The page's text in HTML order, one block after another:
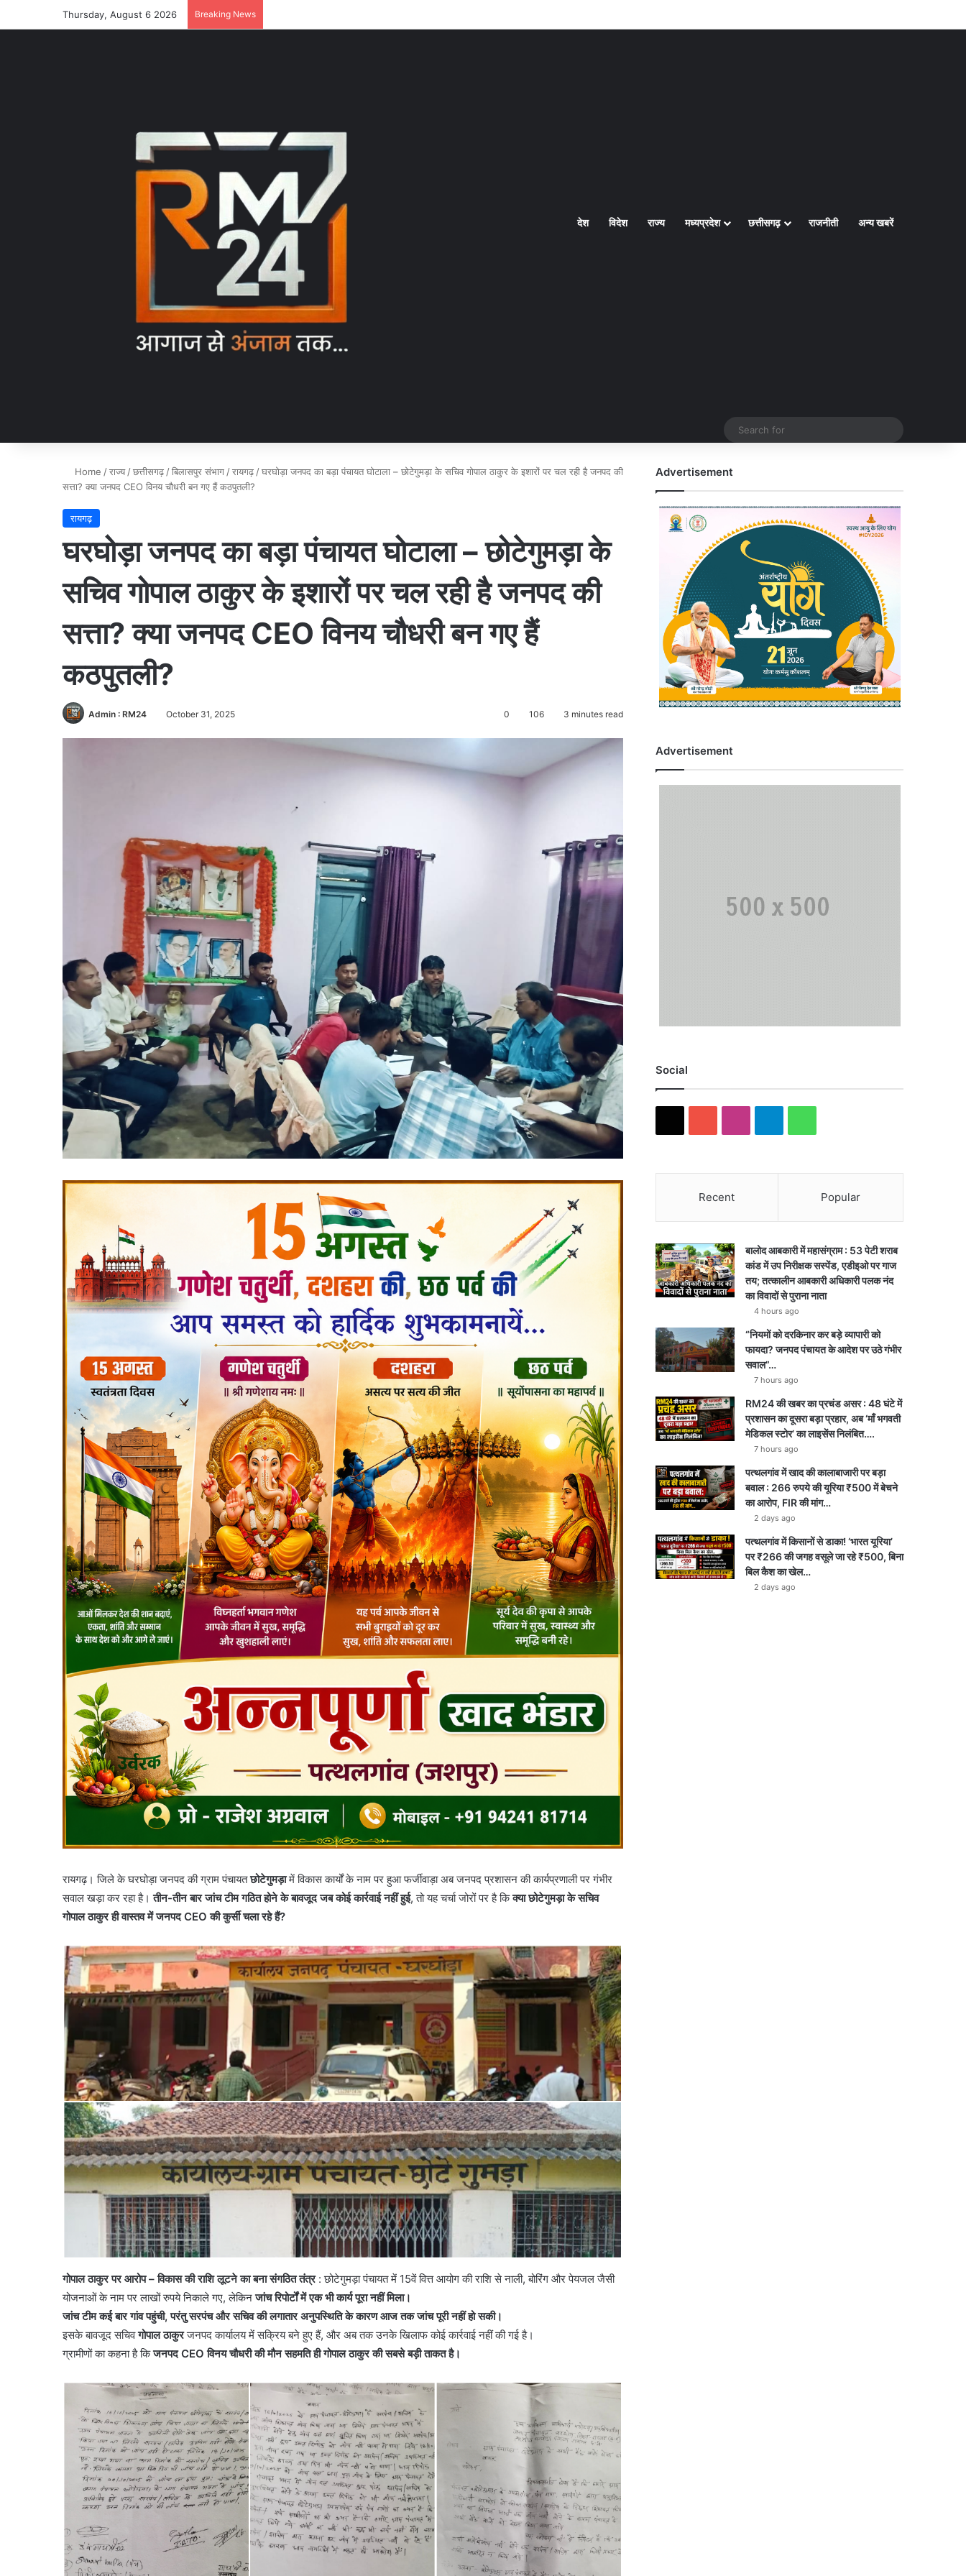
Thursday, August 6 2026 Breaking News
Homeदेश विदेश राज्य मध्यप्रदेश छत्तीसगढ़ राजनीती अन्य खबरें
Home /राज्य /छत्तीसगढ़ /बिलासपुर संभाग /रायगढ़ /घरघोड़ा जनपद का बड़ा पंचायत घोटाला – छोटेगुमड़ा के सचिव गोपाल ठाकुर के इशारों पर चल रही है जनपद की
सत्ता? क्या जनपद CEO विनय चौधरी बन गए हैं कठपुतली?
रायगढ़
घरघोड़ा जनपद का बड़ा पंचायत घोटाला – छोटेगुमड़ा के
सचिव गोपाल ठाकुर के इशारों पर चल रही है जनपद की
सत्ता? क्या जनपद CEO विनय चौधरी बन गए हैं
कठपुतली?
Admin : RM24 October 31, 2025 0 106 3 minutes read
रायगढ़। जिले के घरघोड़ा जनपद की ग्राम पंचायतछोटेगुमड़ामें विकास कार्यों के नाम पर हुआ फर्जीवाड़ा अब जनपद प्रशासन की कार्यप्रणाली पर गंभीर
सवाल खड़ा कर रहा है।तीन-तीन बार जांच टीम गठित होने के बावजूद जब कोई कार्रवाई नहीं हुई, तो यह चर्चा जोरों पर है किक्या छोटेगुमड़ा के सचिव
गोपाल ठाकुर ही वास्तव में जनपद CEO की कुर्सी चला रहे हैं?
गोपाल ठाकुर पर आरोप – विकास की राशि लूटने का बना संगठित तंत्र: छोटेगुमड़ा पंचायत में 15वें वित्त आयोग की राशि से नाली, बोरिंग और पेयजल जैसी
योजनाओं के नाम पर लाखों रुपये निकाले गए, लेकिनजांच रिपोर्टों में एक भी कार्य पूरा नहीं मिला।
जांच टीम कई बार गांव पहुंची, परंतु सरपंच और सचिव की लगातार अनुपस्थिति के कारण आज तक जांच पूरी नहीं हो सकी।
इसके बावजूद सचिवगोपाल ठाकुरजनपद कार्यालय में सक्रिय बने हुए हैं, और अब तक उनके खिलाफ कोई कार्रवाई नहीं की गई है।
ग्रामीणों का कहना है किजनपद CEO विनय चौधरी की मौन सहमति ही गोपाल ठाकुर की सबसे बड़ी ताकत है।
Advertisement
Advertisement
Social
Recent Popular
बालोद आबकारी में महासंग्राम : 53 पेटी शराब
कांड में उप निरीक्षक सस्पेंड, एडीइओ पर गाज
तय; तत्कालीन आबकारी अधिकारी पलक नंद
का विवादों से पुराना नाता
4 hours ago
“नियमों को दरकिनार कर बड़े व्यापारी को
फायदा? जनपद पंचायत के आदेश पर उठे गंभीर
सवाल”…
7 hours ago
RM24 की खबर का प्रचंड असर : 48 घंटे में
प्रशासन का दूसरा बड़ा प्रहार, अब ‘माँ भगवती
मेडिकल स्टोर’ का लाइसेंस निलंबित….
7 hours ago
पत्थलगांव में खाद की कालाबाजारी पर बड़ा
बवाल : 266 रुपये की यूरिया ₹500 में बेचने
का आरोप, FIR की मांग…
2 days ago
पत्थलगांव में किसानों से डाका! ‘भारत यूरिया’
पर ₹266 की जगह वसूले जा रहे ₹500, बिना
बिल कैश का खेल…
2 days ago